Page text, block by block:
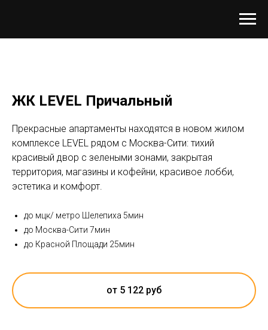
ЖК LEVEL Причальный
Прекрасные апартаменты находятся в новом жилом
комплексе LEVEL рядом с Москва-Сити: тихий
красивый двор с зелеными зонами, закрытая
территория, магазины и кофейни, красивое лобби,
эстетика и комфорт.
до мцк/ метро Шелепиха 5мин
до Москва-Сити 7мин
до Красной Площади 25мин
от 5 122 руб